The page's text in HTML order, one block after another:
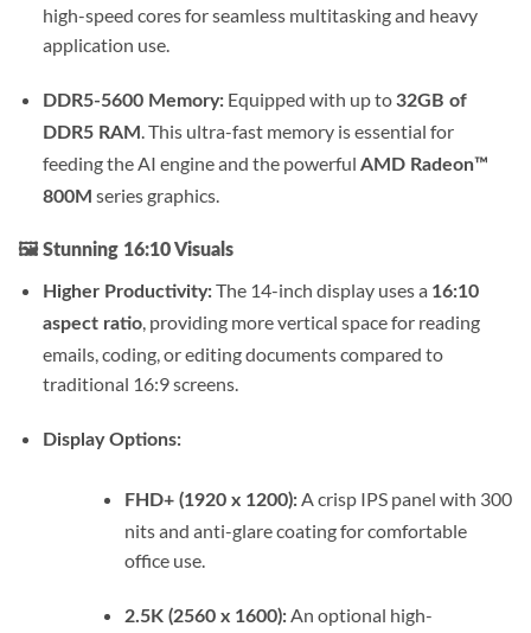
high-speed cores for seamless multitasking and heavy
application use.
DDR5-5600 Memory:Equipped with up to32GB of
DDR5 RAM This ultra-fast memory is essential for
feeding the AI engine and the powerful AMD Radeon™
800M series graphics.
🖼️Stunning 16:10 Visuals
Higher Productivity:The 14-inch display uses a 16:10
aspect ratio, providing more vertical space for reading
emails, coding, or editing documents compared to
traditional 16:9 screens.
Display Options:
FHD+ (1920 x 1200):A crisp IPS panel with 300
nits and anti-glare coating for comfortable
office use.
2.5K (2560 x 1600):An optional high-